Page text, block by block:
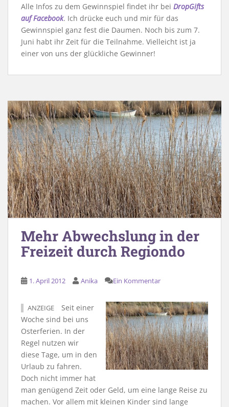
Alle Infos zu dem Gewinnspiel findet ihr bei DropGifts
auf Facebook. Ich drücke euch und mir für das
Gewinnspiel ganz fest die Daumen. Noch bis zum 7.
Juni habt ihr Zeit für die Teilnahme. Vielleicht ist ja
einer von uns der glückliche Gewinner!
Mehr Abwechslung in der
Freizeit durch Regiondo
1. April 2012 Anika Ein Kommentar
ANZEIGE
Seit einer
Woche sind bei uns
Osterferien. In der
Regel nutzen wir
diese Tage, um in den
Urlaub zu fahren.
Doch nicht immer hat
man genügend Zeit oder Geld, um eine lange Reise zu
machen. Vor allem mit kleinen Kinder sind lange